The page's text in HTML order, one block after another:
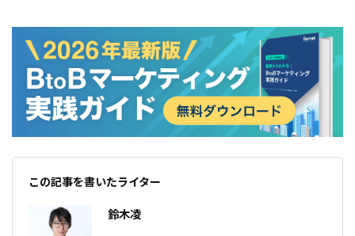
この記事を書いたライター
鈴木凌